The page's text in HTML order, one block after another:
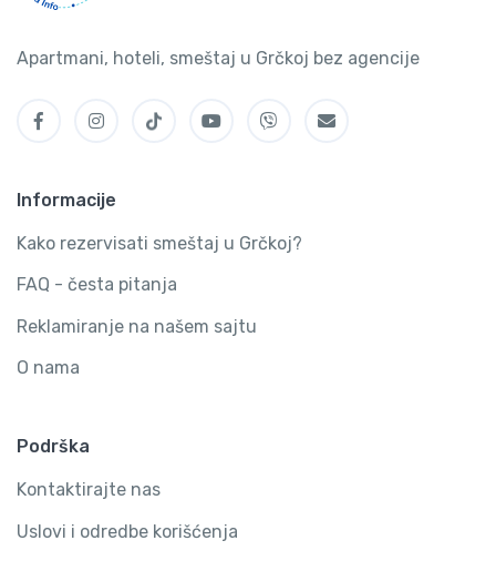
Apartmani, hoteli, smeštaj u Grčkoj bez agencije
Informacije
Kako rezervisati smeštaj u Grčkoj?
FAQ - česta pitanja
Reklamiranje na našem sajtu
O nama
Podrška
Kontaktirajte nas
Uslovi i odredbe korišćenja